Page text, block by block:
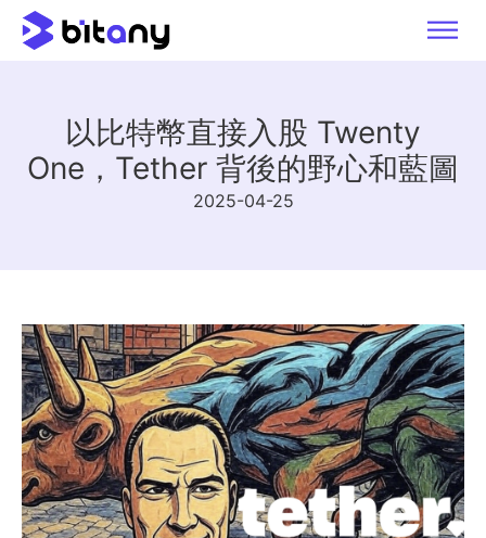
以比特幣直接入股 Twenty
One，Tether 背後的野心和藍圖
2025-04-25